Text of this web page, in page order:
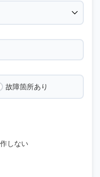
故障箇所あり
しない